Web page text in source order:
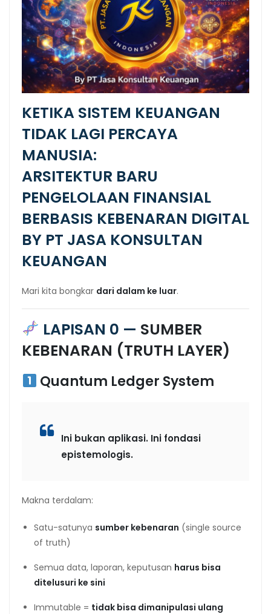
KETIKA SISTEM KEUANGAN
TIDAK LAGI PERCAYA
MANUSIA:
ARSITEKTUR BARU
PENGELOLAAN FINANSIAL
BERBASIS KEBENARAN DIGITAL
BY PT JASA KONSULTAN
KEUANGAN
Mari kita bongkar dari dalam ke luar.
LAPISAN 0 — SUMBER
KEBENARAN (TRUTH LAYER)
Quantum Ledger System
Ini bukan aplikasi. Ini fondasi
epistemologis.
Makna terdalam:
Satu-satunya sumber kebenaran (single source
of truth)
Semua data, laporan, keputusan harus bisa
ditelusuri ke sini
Immutable = tidak bisa dimanipulasi ulang